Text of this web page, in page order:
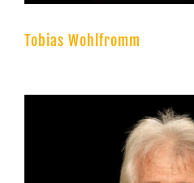
Tobias Wohlfromm